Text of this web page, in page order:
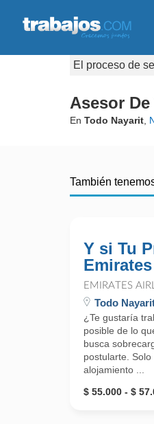
El proceso de
Asesor
En Todo Nayarit
También
Y si Tu
EMIRATES
Todo
¿Te gustaría
posible de lo
busca
postularte.
alojamiento ...
$ 55.000 - $